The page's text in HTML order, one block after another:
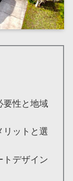
要性と地域
リットと選
トデザイン